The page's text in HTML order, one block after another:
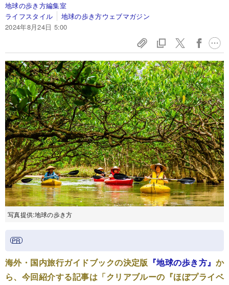
地球の歩き方編集室
ライフスタイル
地球の歩き方ウェブマガジン
2024年8月24日 5:00
写真提供:地球の歩き方
海外・国内旅行ガイドブックの決定版 『地球の歩き方』 か
ら、今回紹介する記事は「クリアブルーの『ほぼプライベ